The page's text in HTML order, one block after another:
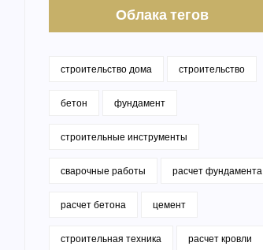
Облака тегов
строительство дома строительство
бетон фундамент
строительные инструменты
сварочные работы расчет фундамента
расчет бетона цемент
строительная техника расчет кровли